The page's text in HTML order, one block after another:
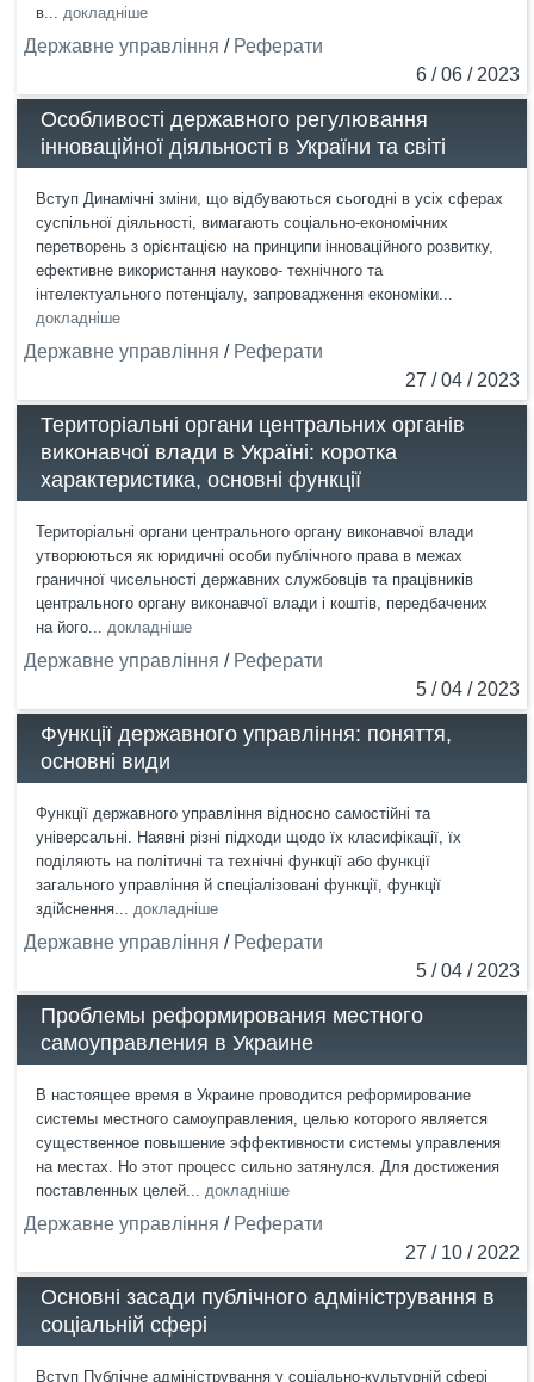
в... докладніше
Державне управління / Реферати
6 / 06 / 2023
Особливості державного регулювання
інноваційної діяльності в України та світі
Вступ Динамічні зміни, що відбуваються сьогодні в усіх сферах
суспільної діяльності, вимагають соціально-економічних
перетворень з орієнтацією на принципи інноваційного розвитку,
ефективне використання науково- технічного та
інтелектуального потенціалу, запровадження економіки...
докладніше
Державне управління / Реферати
27 / 04 / 2023
Територіальні органи центральних органів
виконавчої влади в Україні: коротка
характеристика, основні функції
Територіальні органи центрального органу виконавчої влади
утворюються як юридичні особи публічного права в межах
граничної чисельності державних службовців та працівників
центрального органу виконавчої влади і коштів, передбачених
на його... докладніше
Державне управління / Реферати
5 / 04 / 2023
Функції державного управління: поняття,
основні види
Функції державного управління відносно самостійні та
універсальні. Наявні різні підходи щодо їх класифікації, їх
поділяють на політичні та технічні функції або функції
загального управління й спеціалізовані функції, функції
здійснення... докладніше
Державне управління / Реферати
5 / 04 / 2023
Проблемы реформирования местного
самоуправления в Украине
В настоящее время в Украине проводится реформирование
системы местного самоуправления, целью которого является
существенное повышение эффективности системы управления
на местах. Но этот процесс сильно затянулся. Для достижения
поставленных целей... докладніше
Державне управління / Реферати
27 / 10 / 2022
Основні засади публічного адміністрування в
соціальній сфері
Вступ Публічне адміністрування у соціально-культурній сфері